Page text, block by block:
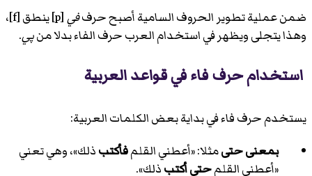
ضمن عملية تطوير الحروف السامية أصبح حرففي
[p] ينطق [f]،
وهذا يتجلى ويظهر في استخدام العرب حرف الفاء بدلا منپي.
استخدام حرف فاء في قواعد العربية
يستخدم حرف فاء في بداية بعض الكلمات العربية:
بمعنى حتىمثلا: «أعطني القلمفأكتبذلك»، وهي تعني
«أعطني القلمحتى أكتبذلك».